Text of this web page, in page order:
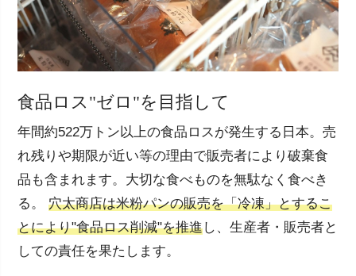
食品ロス"ゼロ"を目指して
年間約522万トン以上の食品ロスが発生する日本。売
れ残りや期限が近い等の理由で販売者により破棄食
品も含まれます。大切な食べものを無駄なく食べき
る。穴太商店は米粉パンの販売を「冷凍」とするこ
とにより"食品ロス削減"を推進し、生産者・販売者と
しての責任を果たします。